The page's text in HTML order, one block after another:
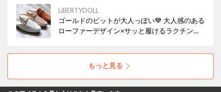
LiBERTYDOLL
ゴールドのビットが大人っぽい💙 大人感のある
ローファーデザイン×サッと履けるラクチンさ
上品なデザインで通勤にも社内履きにもぴった
もっと見る